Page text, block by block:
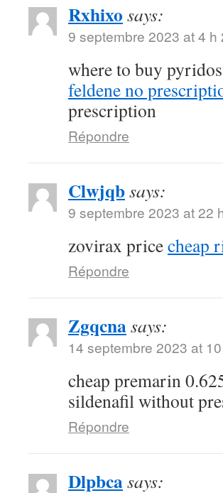
Rxhixo says:
9 septembre 2023 at 4 h
where to buy
feldene no
prescription
Répondre
Clwjqbsays:
9 septembre 2023 at 22
zovirax pricecheap
Répondre
Zgqcnasays:
14 septembre 2023 at
cheap premarin
sildenafil without
Répondre
Dlpbcasays: